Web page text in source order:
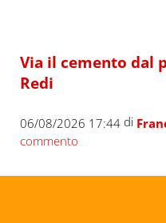
Via il cemento dal
Redi
06/08/2026 17:44di
commento